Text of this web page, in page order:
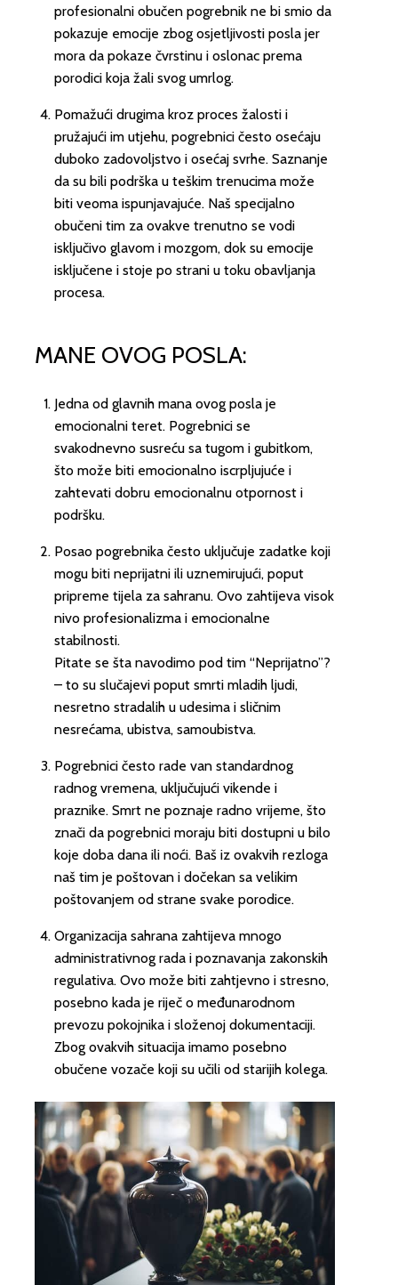
profesionalni obučen pogrebnik ne bi smio da
pokazuje emocije zbog osjetljivosti posla jer
mora da pokaze čvrstinu i oslonac prema
porodici koja žali svog umrlog.
Pomažući drugima kroz proces žalosti i
pružajući im utjehu, pogrebnici često osećaju
duboko zadovoljstvo i osećaj svrhe. Saznanje
da su bili podrška u teškim trenucima može
biti veoma ispunjavajuće. Naš specijalno
obučeni tim za ovakve trenutno se vodi
isključivo glavom i mozgom, dok su emocije
isključene i stoje po strani u toku obavljanja
procesa.
MANE OVOG POSLA:
Jedna od glavnih mana ovog posla je
emocionalni teret. Pogrebnici se
svakodnevno susreću sa tugom i gubitkom,
što može biti emocionalno iscrpljujuće i
zahtevati dobru emocionalnu otpornost i
podršku.
Posao pogrebnika često uključuje zadatke koji
mogu biti neprijatni ili uznemirujući, poput
pripreme tijela za sahranu. Ovo zahtijeva visok
nivo profesionalizma i emocionalne
stabilnosti.
Pitate se šta navodimo pod tim “Neprijatno”?
– to su slučajevi poput smrti mladih ljudi,
nesretno stradalih u udesima i sličnim
nesrećama, ubistva, samoubistva.
Pogrebnici često rade van standardnog
radnog vremena, uključujući vikende i
praznike. Smrt ne poznaje radno vrijeme, što
znači da pogrebnici moraju biti dostupni u bilo
koje doba dana ili noći. Baš iz ovakvih rezloga
naš tim je poštovan i dočekan sa velikim
poštovanjem od strane svake porodice.
Organizacija sahrana zahtijeva mnogo
administrativnog rada i poznavanja zakonskih
regulativa. Ovo može biti zahtjevno i stresno,
posebno kada je riječ o međunarodnom
prevozu pokojnika i složenoj dokumentaciji.
Zbog ovakvih situacija imamo posebno
obučene vozače koji su učili od starijih kolega.